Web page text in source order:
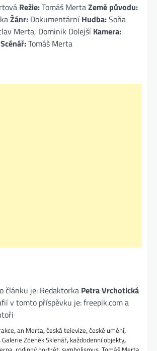
Režie:Tomáš MertaZemě původu:
Žánr: DokumentárníHudba:Soňa
Merta, Dominik DolejšíKamera:
Scénář:Tomáš Merta
článku je: Redaktorka Petra Vrchotická
v tomto příspěvku je: freepik.com a
,an Merta,česká televize,české umění,
Galerie Zdeněk Sklenář, každodenní objekty,